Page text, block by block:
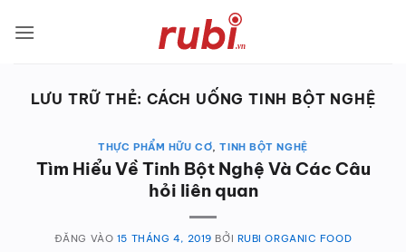
qua
LƯU TRỮ THẺ: CÁCH UỐNG TINH BỘT NGHỆ
THỰC PHẨM HỮU CƠ,TINH BỘT NGHỆ
Tìm Hiểu Về Tinh Bột Nghệ Và Các Câu
hỏi liên quan
ĐĂNG VÀO 15 THÁNG 4, 2019 BỞI RUBI ORGANIC FOOD